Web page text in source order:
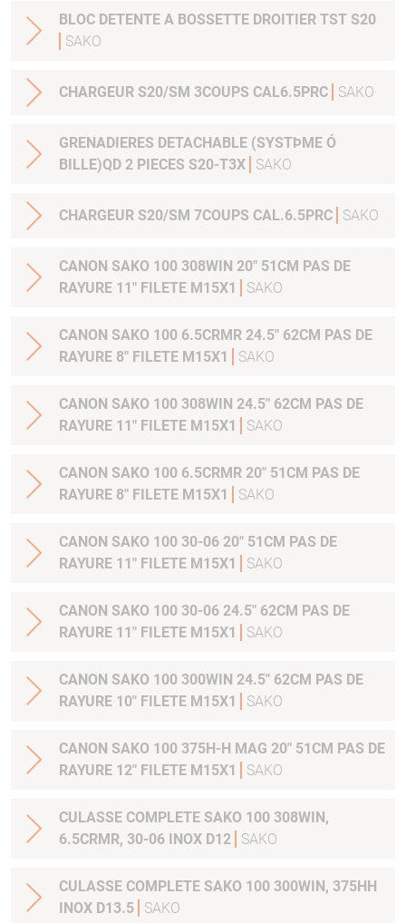
BLOC DETENTE A BOSSETTE DROITIER TST S20
SAKO
CHARGEUR S20/SM 3COUPS CAL6.5PRC SAKO
GRENADIERES DETACHABLE (SYSTÞME Ó
BILLE)QD 2 PIECES S20-T3X
SAKO
CHARGEUR S20/SM 7COUPS CAL.6.5PRC SAKO
CANON SAKO 100 308WIN 20" 51CM PAS DE
RAYURE 11" FILETE M15X1
SAKO
CANON SAKO 100 6.5CRMR 24.5" 62CM PAS DE
RAYURE 8" FILETE M15X1
SAKO
CANON SAKO 100 308WIN 24.5" 62CM PAS DE
RAYURE 11" FILETE M15X1
SAKO
CANON SAKO 100 6.5CRMR 20" 51CM PAS DE
RAYURE 8" FILETE M15X1
SAKO
CANON SAKO 100 30-06 20" 51CM PAS DE
RAYURE 11" FILETE M15X1
SAKO
CANON SAKO 100 30-06 24.5" 62CM PAS DE
RAYURE 11" FILETE M15X1
SAKO
CANON SAKO 100 300WIN 24.5" 62CM PAS DE
RAYURE 10" FILETE M15X1
SAKO
CANON SAKO 100 375H-H MAG 20" 51CM PAS DE
RAYURE 12" FILETE M15X1
SAKO
CULASSE COMPLETE SAKO 100 308WIN,
6.5CRMR, 30-06 INOX D12
SAKO
CULASSE COMPLETE SAKO 100 300WIN, 375HH
INOX D13.5
SAKO